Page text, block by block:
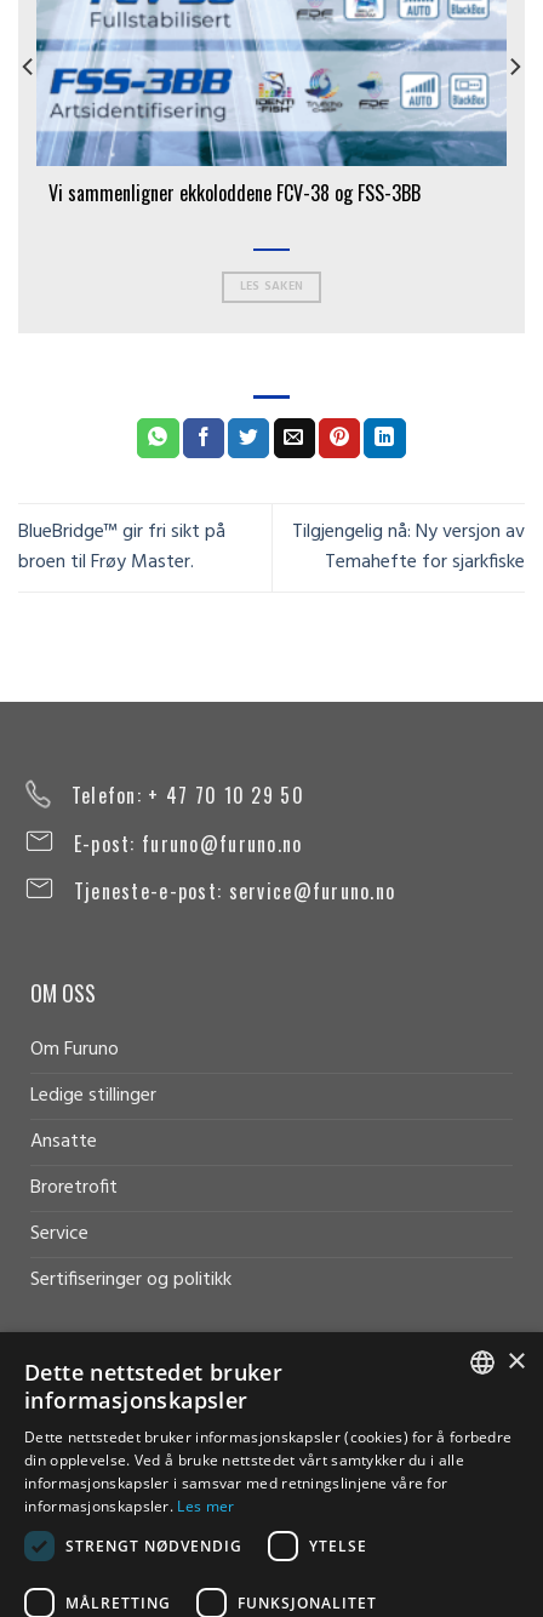
Vi sammenligner ekkoloddene FCV-38 og FSS-3BB
LES SAKEN
BlueBridge™ gir fri sikt på
broen til Frøy Master.
Tilgjengelig nå: Ny versjon av
Temahefte for sjarkfiske
Telefon: + 47 70 10 29 50
E-post: furuno@furuno.no
Tjeneste-e-post: service@furuno.no
OM OSS
Om Furuno
Ledige stillinger
Ansatte
Broretrofit
Service
Sertifiseringer og politikk
HJELP OG SUPPORT
Salg
Kontakt
ENGLISH
×
Dette nettstedet bruker
informasjonskapsler
Dette nettstedet bruker informasjonskapsler (cookies) for å forbedre
din opplevelse. Ved å bruke nettstedet vårt samtykker du i alle
informasjonskapsler i samsvar med retningslinjene våre for
informasjonskapsler. Les mer
STRENGT NØDVENDIG
YTELSE
MÅLRETTING FUNKSJONALITET